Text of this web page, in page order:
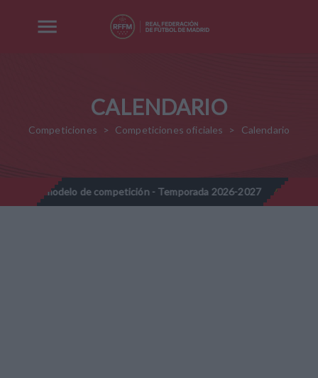
CALENDARIO
Competiciones Competiciones oficiales Calendario
de competición - Temporada 2026-2027 // Nota Informativa